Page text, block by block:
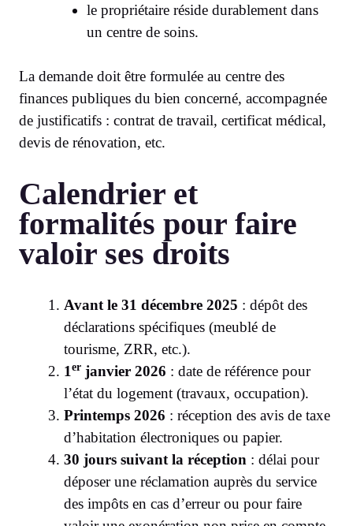
le propriétaire réside durablement dans
un centre de soins.
La demande doit être formulée au centre des
finances publiques du bien concerné, accompagnée
de justificatifs : contrat de travail, certificat médical,
devis de rénovation, etc.
Calendrier et
formalités pour faire
valoir ses droits
Avant le 31 décembre 2025 : dépôt des
déclarations spécifiques (meublé de
tourisme, ZRR, etc.).
1er janvier 2026 : date de référence pour
l’état du logement (travaux, occupation).
Printemps 2026 : réception des avis de taxe
d’habitation électroniques ou papier.
30 jours suivant la réception : délai pour
déposer une réclamation auprès du service
des impôts en cas d’erreur ou pour faire